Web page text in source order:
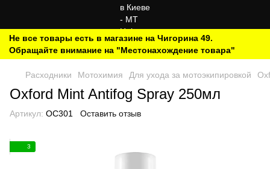
Не все товары есть в магазине на Чигорина 49.
Обращайте внимание на "Местонахождение товара"
Расходники Мотохимия Для ухода за мотоэкипировкой
Oxford Mint Antifog Spray 250мл
Артикул: OC301 Оставить отзыв
3